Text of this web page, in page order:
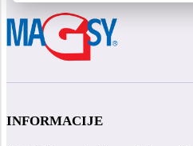
INFORMACIJE